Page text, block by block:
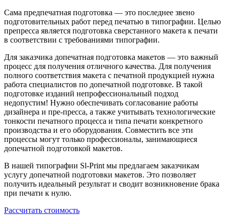
Сама предпечатная подготовка — это последнее звено
подготовительных работ перед печатью в типографии. Целью
препресса является подготовка сверстанного макета к печати
в соответствии с требованиями типографии.
Для заказчика допечатная подготовка макетов — это важный
процесс для получения отличного качества. Для получения
полного соответствия макета с печатной продукцией нужна
работа специалистов по допечатной подготовке. В такой
подготовке изданий непрофессиональный подход
недопустим! Нужно обеспечивать согласование работы
дизайнера и пре-пресса, а также учитывать технологические
тонкости печатного процесса и типа печати конкретного
производства и его оборудования. Совместить все эти
процессы могут только профессионалы, занимающиеся
допечатной подготовкой макетов.
В нашей типографии Sl-Print мы предлагаем заказчикам
услугу допечатной подготовки макетов. Это позволяет
получить идеальный результат и сводит возникновение брака
при печати к нулю.
Рассчитать стоимость